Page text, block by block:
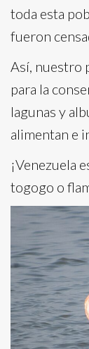
toda esta
fueron
Así, nuestro
para la
lagunas y
alimentan e
¡Venezuela
togogo o